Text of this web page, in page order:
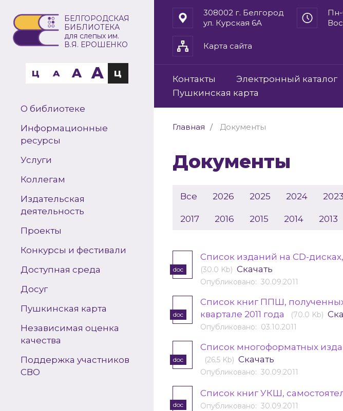
БЕЛГОРОДСКАЯ
БИБЛИОТЕКА
для слепых им.
В.Я. ЕРОШЕНКО
Ц A A A Ц
О библиотеке
Информационные
ресурсы
Услуги
Коллегам
Издательская
деятельность
Проекты
Конкурсы и фестивали
Доступная среда
Досуг
Пушкинская карта
Независимая оценка
качества
Поддержка участников
СВО
308002 г. Белгород
ул. Курская 6А
Пн-
Карта сайта
Контакты Электронный каталог
Пушкинская карта
Главная Документы
Документы
Все 2026 2025 2024 2023
2017 2016 2015 2014 2013
doc
Cписок изданий на CD-
(30.0 Kb) Скачать
Опубликовано: 30.09.2011
doc
Список книг ППШ,
квартале 2011 года
(70.0 Kb)
Опубликовано: 03.10.2011
doc
Cписок многоформатных
(26.5 Kb) Скачать
Опубликовано: 30.09.2011
doc
Cписок книг УКШ,
Опубликовано: 30.09.2011